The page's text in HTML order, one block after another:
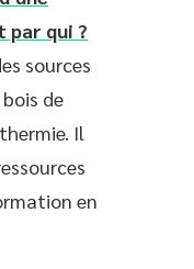
qui ?
sources
de
Il
en